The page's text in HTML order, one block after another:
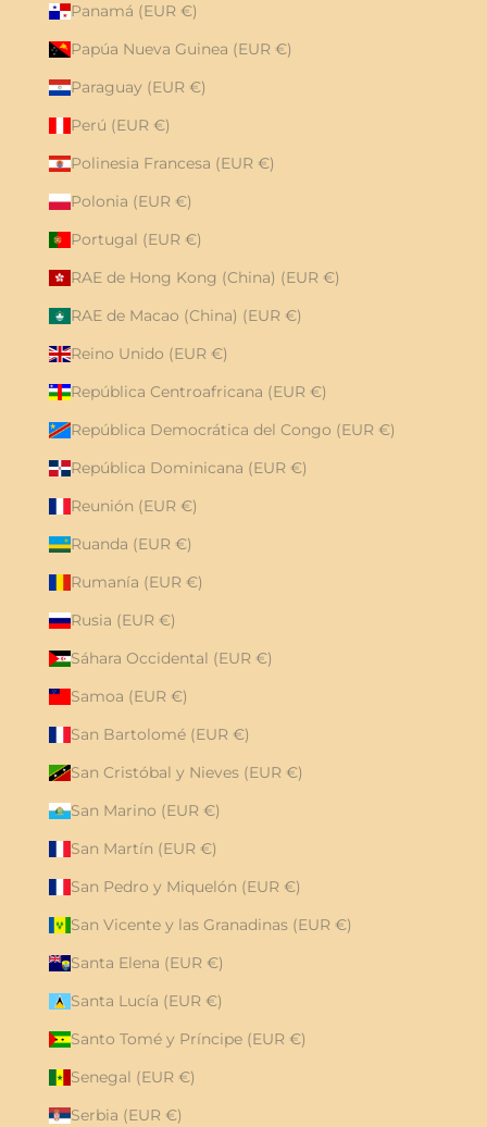
Panamá (EUR €)
Papúa Nueva Guinea (EUR €)
Paraguay (EUR €)
Perú (EUR €)
Polinesia Francesa (EUR €)
Polonia (EUR €)
Portugal (EUR €)
RAE de Hong Kong (China) (EUR €)
RAE de Macao (China) (EUR €)
Reino Unido (EUR €)
República Centroafricana (EUR €)
República Democrática del Congo (EUR €)
República Dominicana (EUR €)
Reunión (EUR €)
Ruanda (EUR €)
Rumanía (EUR €)
Rusia (EUR €)
Sáhara Occidental (EUR €)
Samoa (EUR €)
San Bartolomé (EUR €)
San Cristóbal y Nieves (EUR €)
San Marino (EUR €)
San Martín (EUR €)
San Pedro y Miquelón (EUR €)
San Vicente y las Granadinas (EUR €)
Santa Elena (EUR €)
Santa Lucía (EUR €)
Santo Tomé y Príncipe (EUR €)
Senegal (EUR €)
Serbia (EUR €)